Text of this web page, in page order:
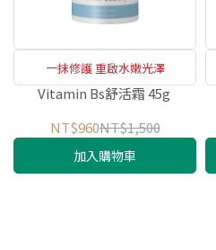
一抹修護 重啟水嫩光澤
Vitamin Bs舒活霜 45g
NT$960NT$1,500
加入購物車